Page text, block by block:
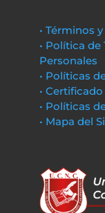
• Términos
• Política
Personales
• Políticas
•
• Políticas
• Mapa del